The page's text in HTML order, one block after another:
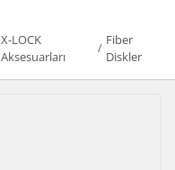
X-LOCK
Aksesuarları
Fiber
Diskler